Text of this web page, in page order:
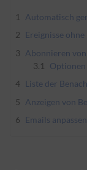
1
Automatisch
2 Ereignisse
3 Abonnieren
3.1
Optionen
4 Liste der
5 Anzeigen von
6 Emails anpassen